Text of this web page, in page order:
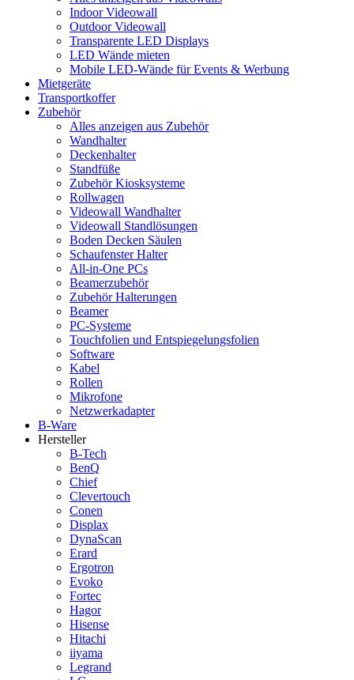
Indoor Videowall
Outdoor Videowall
Transparente LED Displays
LED Wände mieten
Mobile LED-Wände für Events & Werbung
Mietgeräte
Transportkoffer
Zubehör
Alles anzeigen aus Zubehör
Wandhalter
Deckenhalter
Standfüße
Zubehör Kiosksysteme
Rollwagen
Videowall Wandhalter
Videowall Standlösungen
Boden Decken Säulen
Schaufenster Halter
All-in-One PCs
Beamerzubehör
Zubehör Halterungen
Beamer
PC-Systeme
Touchfolien und Entspiegelungsfolien
Software
Kabel
Rollen
Mikrofone
Netzwerkadapter
B-Ware
Hersteller
B-Tech
BenQ
Chief
Clevertouch
Conen
Displax
DynaScan
Erard
Ergotron
Evoko
Fortec
Hagor
Hisense
Hitachi
iiyama
Legrand